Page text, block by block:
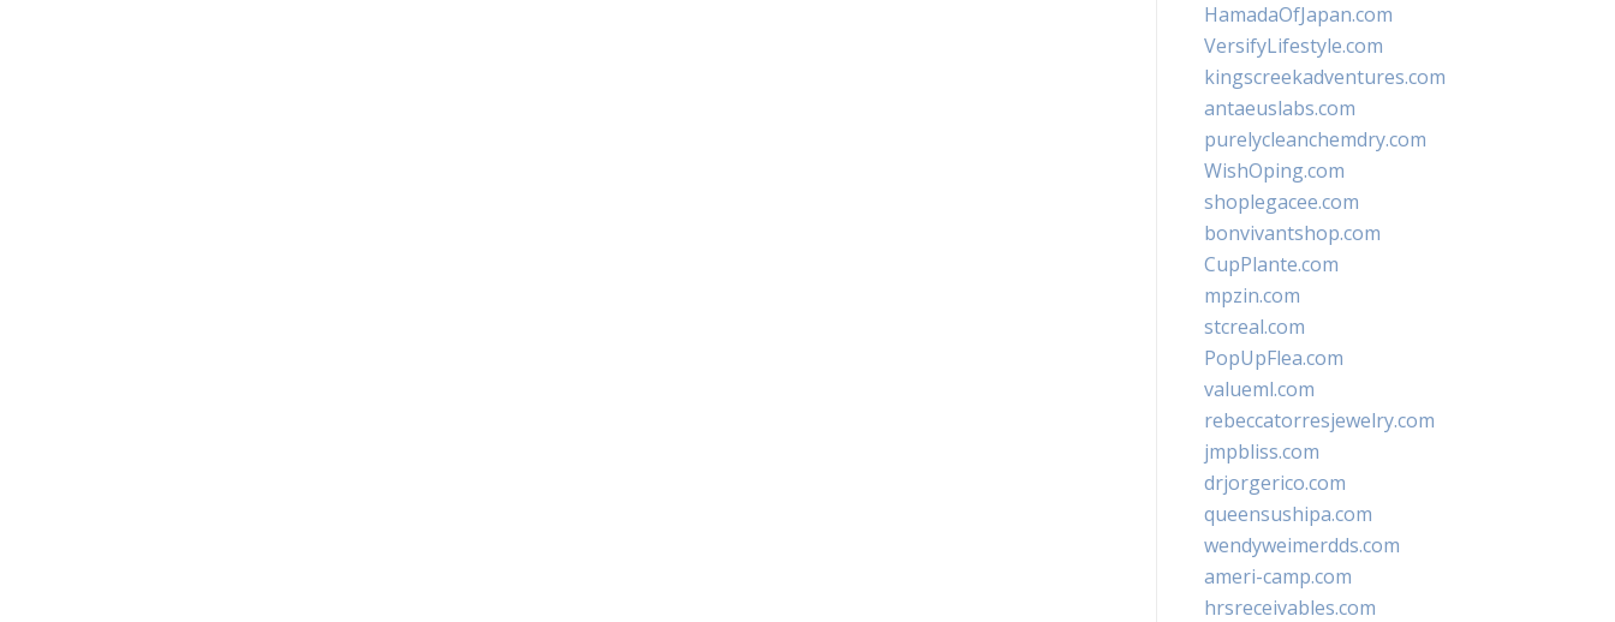
HamadaOfJapan.com
VersifyLifestyle.com
kingscreekadventures.com
antaeuslabs.com
purelycleanchemdry.com
WishOping.com
shoplegacee.com
bonvivantshop.com
CupPlante.com
mpzin.com
stcreal.com
PopUpFlea.com
valueml.com
rebeccatorresjewelry.com
jmpbliss.com
drjorgerico.com
queensushipa.com
wendyweimerdds.com
ameri-camp.com
hrsreceivables.com